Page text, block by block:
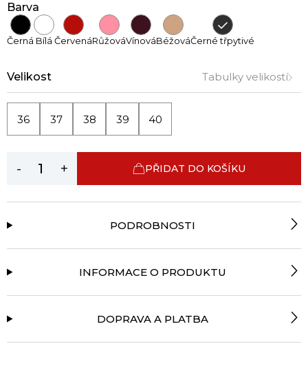
Barva
Černá Bílá ČervenáRůžováVínováBéžováČerné třpytivé
Velikost Tabulky velikostí
36 37 38 39 40
- + PŘIDAT DO KOŠÍKU
PODROBNOSTI
INFORMACE O PRODUKTU
DOPRAVA A PLATBA